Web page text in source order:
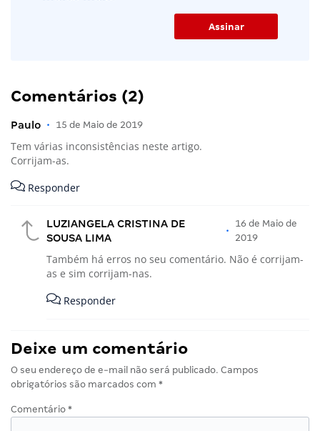
Comentários (2)
Paulo • 15 de Maio de 2019
Tem várias inconsistências neste artigo.
Corrijam-as.
Responder
LUZIANGELA CRISTINA DE
SOUSA LIMA
•
16 de Maio de
2019
Também há erros no seu comentário. Não é corrijam-
as e sim corrijam-nas.
Responder
Deixe um comentário
O seu endereço de e-mail não será publicado. Campos
obrigatórios são marcados com *
Comentário *